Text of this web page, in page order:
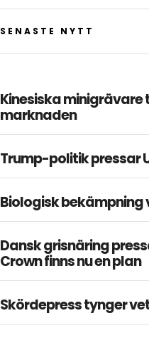
SENASTE NYTT
Kinesiska minigrävare
marknaden
Trump-politik pressar
Biologisk bekämpning
Dansk grisnäring
Crown finns nu en plan
Skördepress tynger